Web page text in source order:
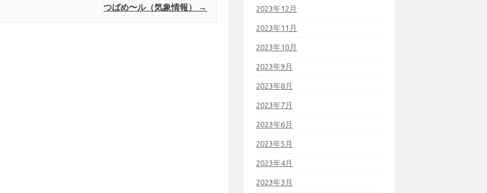
つばめ〜ル（気象情報） → 2023年12月
2023年11月
2023年10月
2023年9月
2023年8月
2023年7月
2023年6月
2023年5月
2023年4月
2023年3月